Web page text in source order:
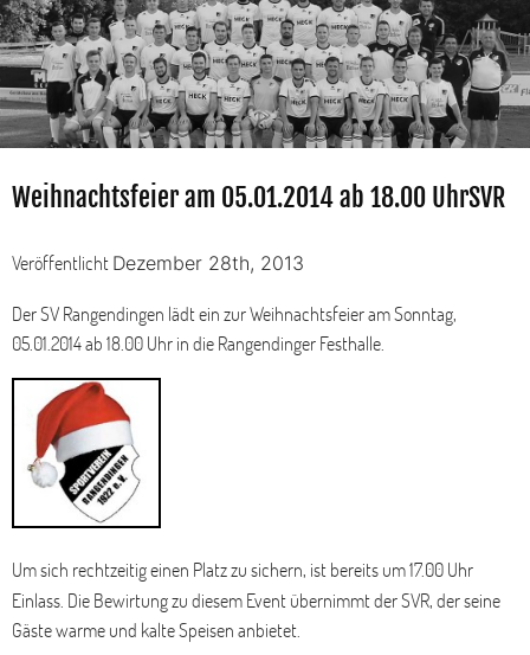
Weihnachtsfeier am 05.01.2014 ab 18.00 UhrSVR
Veröffentlicht Dezember 28th, 2013
Der SV Rangendingen lädt ein zur Weihnachtsfeier am Sonntag,
05.01.2014 ab 18.00 Uhr in die Rangendinger Festhalle.
Um sich rechtzeitig einen Platz zu sichern, ist bereits um 17.00 Uhr
Einlass. Die Bewirtung zu diesem Event übernimmt der SVR, der seine
Gäste warme und kalte Speisen anbietet.